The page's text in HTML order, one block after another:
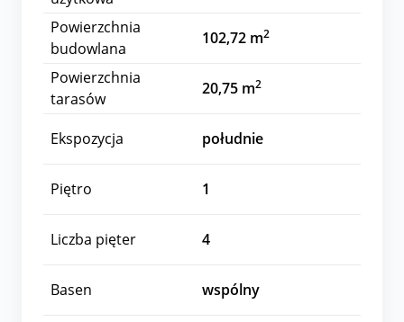
Powierzchnia
budowlana
102,72 m2
Powierzchnia
tarasów
20,75 m2
Ekspozycja południe
Piętro 1
Liczba pięter 4
Basen wspólny